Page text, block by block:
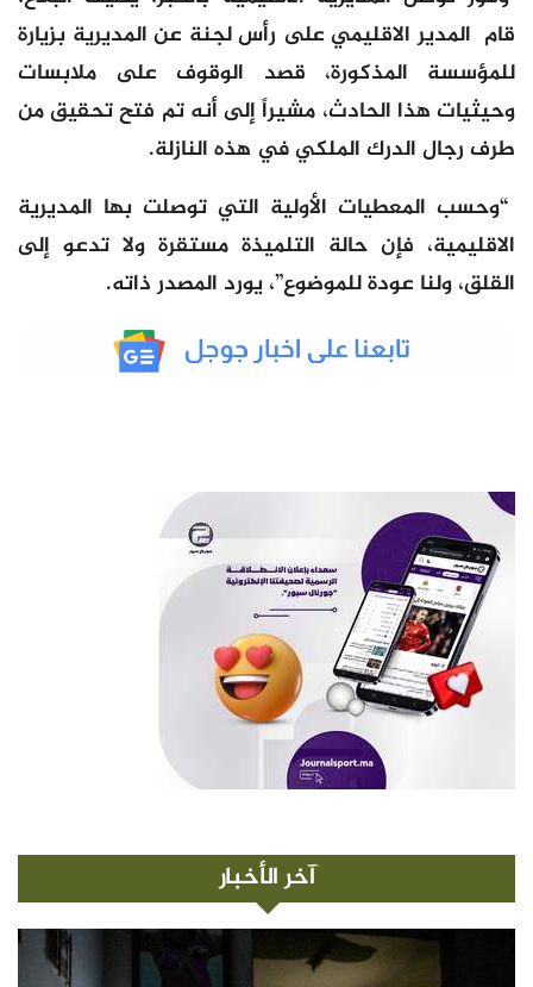
قام المدير الاقليمي على رأس لجنة عن المديرية بزيارة
للمؤسسة المذكورة، قصد الوقوف على ملابسات
وحيثيات هذا الحادث، مشيراً إلى أنه تم فتح تحقيق من
طرف رجال الدرك الملكي في هذه النازلة.
“وحسب المعطيات الأولية التي توصلت بها المديرية
الاقليمية، فإن حالة التلميذة مستقرة ولا تدعو إلى
القلق، ولنا عودة للموضوع”، يورد المصدر ذاته.
آخر الأخبار